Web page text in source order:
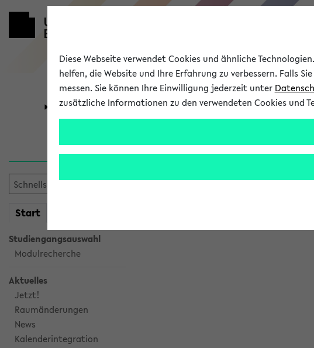
Universität Forschung Studium
Start
Studiengangsauswahl
Modulrecherche
Aktuelles
Jetzt!
Raumänderungen
News
Kalenderintegration
Verlauf
Diese Webseite verwendet Cookies und ähnliche
helfen, die Website und Ihre Erfahrung zu verbessern. Falls
messen. Sie können Ihre Einwilligung jederzeit unter
zusätzliche Informationen zu den verwendeten Cookies und